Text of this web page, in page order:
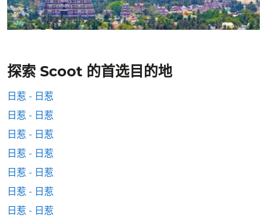
探索 Scoot 的首选目的地
日惹 - 日惹
日惹 - 日惹
日惹 - 日惹
日惹 - 日惹
日惹 - 日惹
日惹 - 日惹
日惹 - 日惹